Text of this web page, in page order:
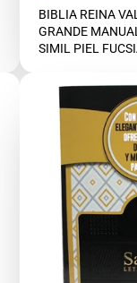
venta
BIBLIA REINA
GRANDE MANUAL EDICION ESPECIAL
SIMIL PIEL